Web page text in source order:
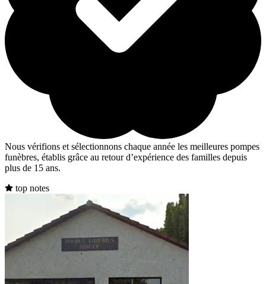
Nous vérifions et sélectionnons chaque année les meilleures pompes
funèbres, établis grâce au retour d’expérience des familles depuis
plus de 15 ans.
top notes